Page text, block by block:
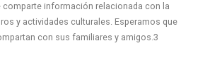
comparte información relacionada con la
y actividades culturales. Esperamos que
con sus familiares y amigos.3